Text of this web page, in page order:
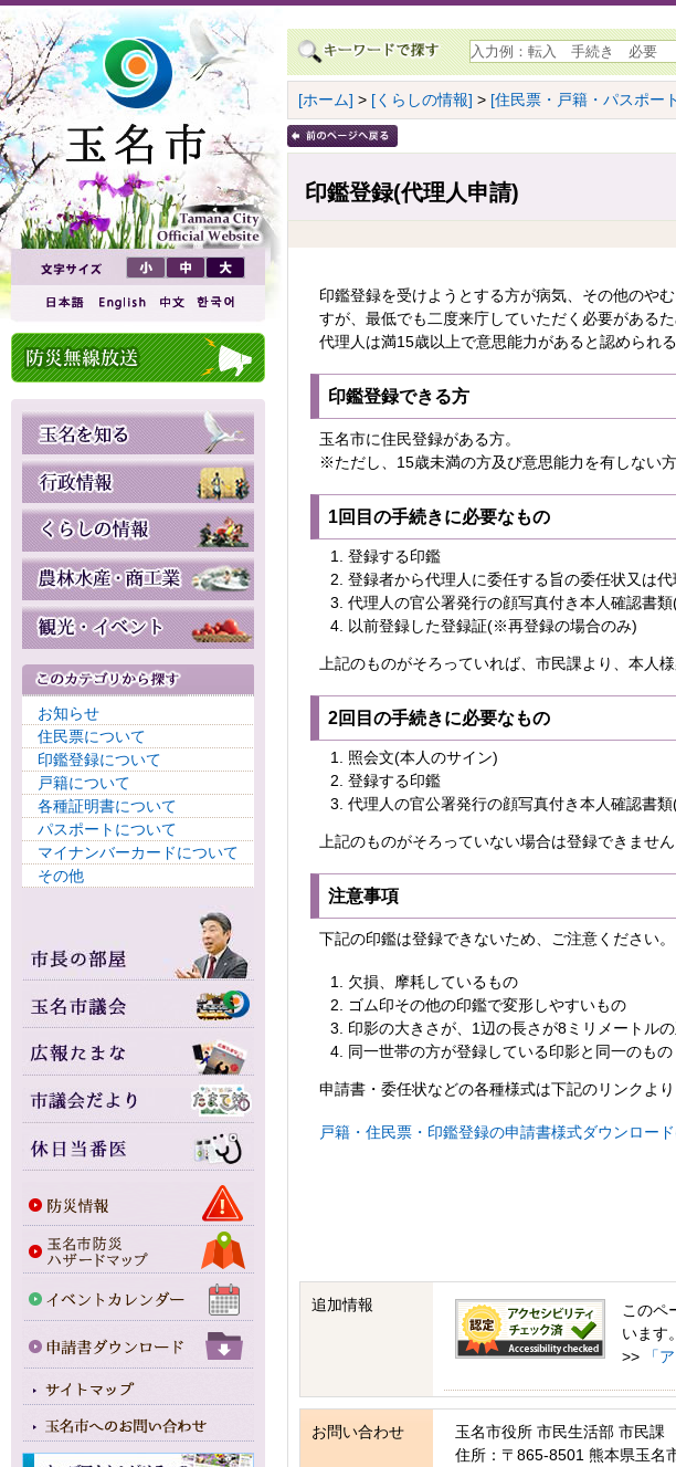
お知らせ
住民票について
印鑑登録について
戸籍について
各種証明書について
パスポートについて
マイナンバーカードについて
その他
[ホーム] > [くらしの情報] > [住民票・戸籍・パスポー
印鑑登録(代理人申請)
印鑑登録を受けようとする方が病気、その他のや
すが、最低でも二度来庁していただく必要がある
代理人は満15歳以上で意思能力があると認められる
印鑑登録できる方
玉名市に住民登録がある方。
※ただし、15歳未満の方及び意思能力を有しない方
1回目の手続きに必要なもの
登録する印鑑
登録者から代理人に委任する旨の委任状又は
代理人の官公署発行の顔写真付き本人確認書
以前登録した登録証(※再登録の場合のみ)
上記のものがそろっていれば、市民課より、本人
2回目の手続きに必要なもの
照会文(本人のサイン)
登録する印鑑
代理人の官公署発行の顔写真付き本人確認書
上記のものがそろっていない場合は登録できません
注意事項
下記の印鑑は登録できないため、ご注意ください。
欠損、摩耗しているもの
ゴム印その他の印鑑で変形しやすいもの
印影の大きさが、1辺の長さが8ミリメートル
同一世帯の方が登録している印影と同一のもの
申請書・委任状などの各種様式は下記のリンクよ
戸籍・住民票・印鑑登録の申請書様式ダウンロー
追加情報
このペ
います。
>>
「
お問い合わせ
玉名市役所 市民生活部 市民課
住所：〒865-8501 熊本県玉名